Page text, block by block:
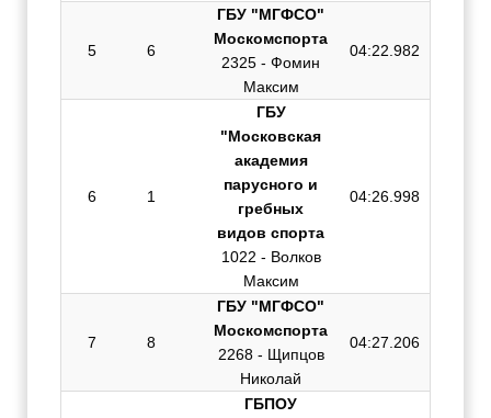
5 6
ГБУ "МГФСО"
Москомспорта
2325 - Фомин
Максим
04:22.982
6 1
ГБУ
"Московская
академия
парусного и
гребных
видов спорта
1022 - Волков
Максим
04:26.998
7 8
ГБУ "МГФСО"
Москомспорта
2268 - Щипцов
Николай
04:27.206
ГБПОУ